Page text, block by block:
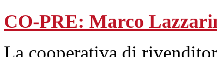
CO-PRE: Marco
La cooperativa di